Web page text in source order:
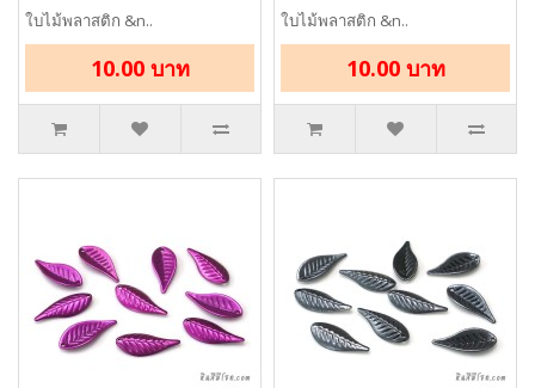
ใบไม้พลาสติก &n..
10.00 บาท
ใบไม้พลาสติก &n..
10.00 บาท